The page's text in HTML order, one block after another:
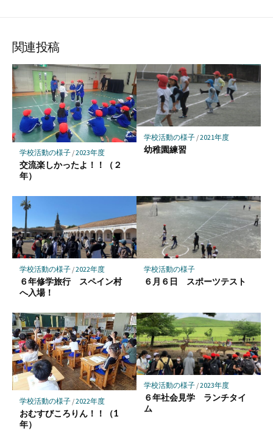
ア
ク
マ
ー
ク
に
保
存
関連投稿
学校活動の様子/2023年度
交流楽しかったよ！！（２
年）
学校活動の様子/2021年度
幼稚園練習
学校活動の様子/2022年度
６年修学旅行 スペイン村
へ入場！
学校活動の様子
６月６日 スポーツテスト
学校活動の様子/2022年度
おむすびころりん！！（1
年）
学校活動の様子/2023年度
６年社会見学 ランチタイ
ム